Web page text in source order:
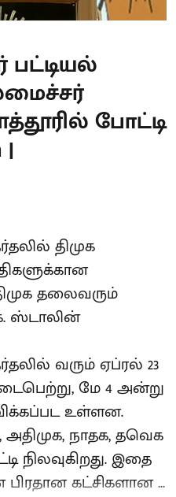
பட்டியல்
போட்டி
|
திமுக
தலைவரும்
ஸ்டாலின்
வரும் ஏப்ரல் 23
மே 4 அன்று
உள்ளன.
நாதக, தவெக
நிலவுகிறது. இதை
பிரதான கட்சிகளான ...